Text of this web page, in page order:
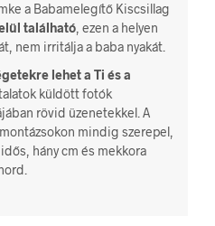
a Babamelegítő Kiscsillag
található, ezen a helyen
nem irritálja a baba nyakát.
lehet a Ti és a
küldött fotók
rövid üzenetekkel. A
mindig szerepel,
hány cm és mekkora